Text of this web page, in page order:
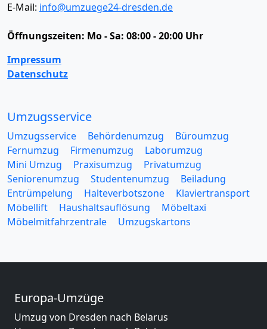
E-Mail: info@umzuege24-dresden.de
Öffnungszeiten: Mo - Sa: 08:00 - 20:00 Uhr
Impressum
Datenschutz
Umzugsservice
Umzugsservice Behördenumzug
Büroumzug
Fernumzug
Firmenumzug
Laborumzug
Mini Umzug
Praxisumzug
Privatumzug
Seniorenumzug
Studentenumzug
Beiladung
Entrümpelung
Halteverbotszone
Klaviertransport
Möbellift
Haushaltsauflösung
Möbeltaxi
Möbelmitfahrzentrale
Umzugskartons
Europa-Umzüge
Umzug von Dresden nach Belarus